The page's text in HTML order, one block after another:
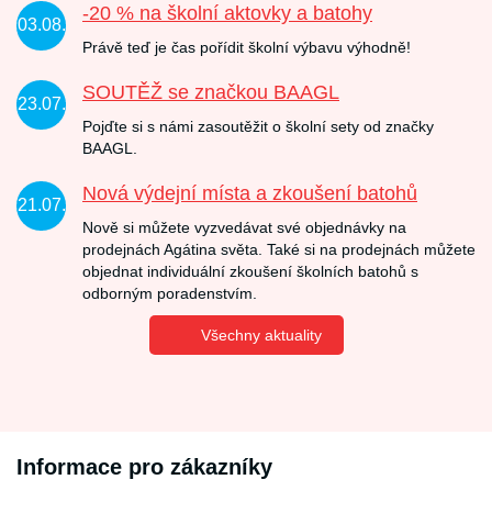
03.08.
-20 % na školní aktovky a batohy
Právě teď je čas pořídit školní výbavu výhodně!
23.07.
SOUTĚŽ se značkou BAAGL
Pojďte si s námi zasoutěžit o školní sety od značky
BAAGL.
21.07.
Nová výdejní místa a zkoušení batohů
Nově si můžete vyzvedávat své objednávky na
prodejnách Agátina světa. Také si na prodejnách můžete
objednat individuální zkoušení školních batohů s
odborným poradenstvím.
Všechny aktuality
Informace pro zákazníky